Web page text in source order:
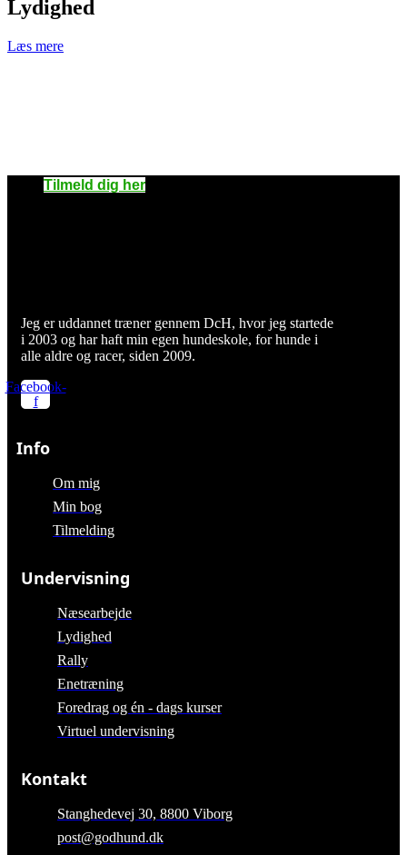
Lydighed
Læs mere
Tilmeld dig her
Jeg er uddannet træner gennem DcH, hvor jeg startede
i 2003 og har haft min egen hundeskole, for hunde i
alle aldre og racer, siden 2009.
Facebook-
f
Info
Om mig
Min bog
Tilmelding
Undervisning
Næsearbejde
Lydighed
Rally
Enetræning
Foredrag og én - dags kurser
Virtuel undervisning
Kontakt
Stanghedevej 30, 8800 Viborg
post@godhund.dk